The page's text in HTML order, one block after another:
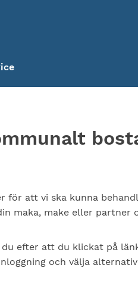
att vi ska kunna
maka, make eller partner
du efter att du klickat på
och välja alternativ